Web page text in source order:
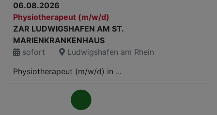
06.08.2026
Physiotherapeut (m/w/d)
ZAR LUDWIGSHAFEN AM ST.
MARIENKRANKENHAUS
sofort
Ludwigshafen am Rhein
Physiotherapeut (m/w/d) in ...